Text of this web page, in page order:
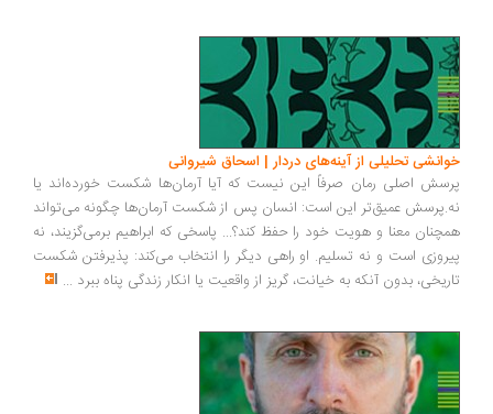
خوانشی تحلیلی از آینه‌های دردار | اسحاق شیروانی
پرسش اصلی رمان صرفاً این نیست که آیا آرمان‌ها شکست خورده‌اند یا
نه.پرسش عمیق‌تر این است: انسان پس از شکست آرمان‌ها چگونه می‌تواند
همچنان معنا و هویت خود را حفظ کند؟... پاسخی که ابراهیم برمی‌گزیند، نه
پیروزی است و نه تسلیم. او راهی دیگر را انتخاب می‌کند: پذیرفتن شکست
تاریخی، بدون آنکه به خیانت، گریز از واقعیت یا انکار زندگی پناه ببرد ...